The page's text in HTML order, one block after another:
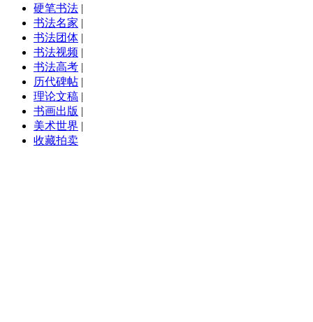
硬笔书法 |
书法名家 |
书法团体 |
书法视频 |
书法高考 |
历代碑帖 |
理论文稿 |
书画出版 |
美术世界 |
收藏拍卖